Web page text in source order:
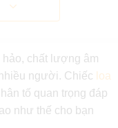
chất lượng âm
người. Chiếc loa
tố quan trọng đáp
như thế cho bạn